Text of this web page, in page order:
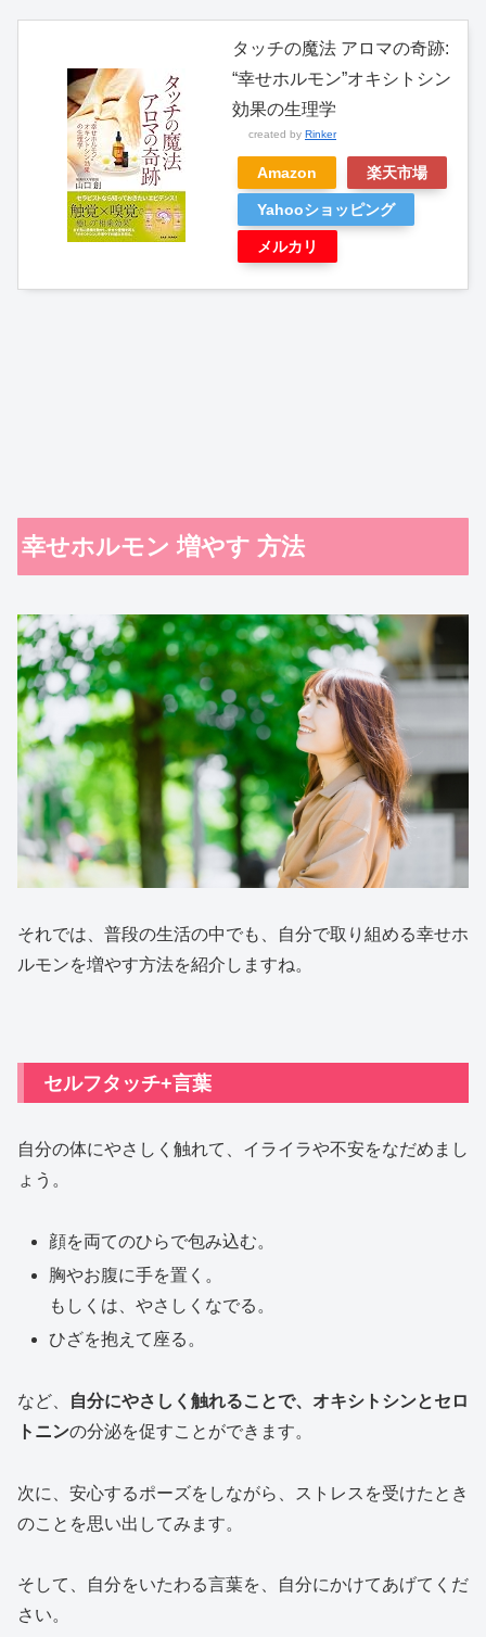
タッチの魔法 アロマの奇跡:
“幸せホルモン”オキシトシン
効果の生理学
created by Rinker
Amazon 楽天市場
Yahooショッピング
メルカリ
幸せホルモン 増やす 方法
それでは、普段の生活の中でも、自分で取り組める幸せホ
ルモンを増やす方法を紹介しますね。
セルフタッチ+言葉
自分の体にやさしく触れて、イライラや不安をなだめまし
ょう。
顔を両てのひらで包み込む。
胸やお腹に手を置く。
もしくは、やさしくなでる。
ひざを抱えて座る。
など、
自分にやさしく触れることで、オキシトシンとセロ
トニンの分泌を促すことができます。
次に、安心するポーズをしながら、ストレスを受けたとき
のことを思い出してみます。
そして、自分をいたわる言葉を、自分にかけてあげてくだ
さい。